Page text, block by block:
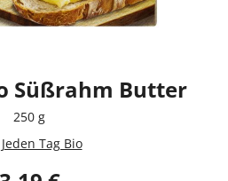
Süßrahm Butter
250 g
Jeden Tag Bio